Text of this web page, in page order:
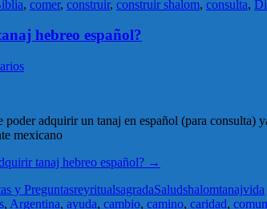
, comer, construir, construir shalom, consulta,
hebreo español?
adquirir un tanaj en español (para
mexicano
tanaj hebreo español? →
y PreguntasreyritualsagradaSaludshalomtanajvida
, Argentina, ayuda, cambio, camino, caridad,